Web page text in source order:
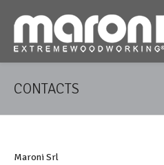
CONTACTS
Maroni Srl